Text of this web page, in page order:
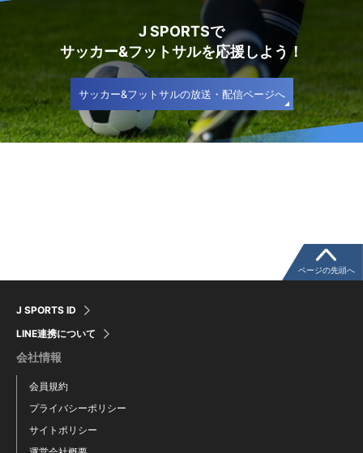
J SPORTSで
サッカー&フットサルを応援しよう！
サッカー&フットサルの放送・配信ページへ
J SPORTS ID
LINE連携について
会社情報
会員規約
プライバシーポリシー
サイトポリシー
ページの先頭へ